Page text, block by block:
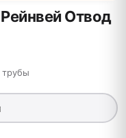
Отвод